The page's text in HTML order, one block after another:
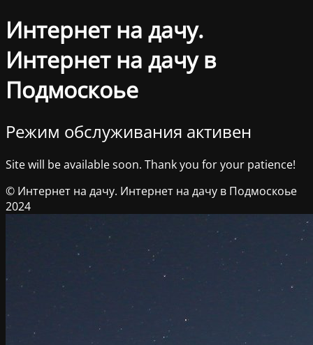
Интернет на дачу.
Интернет на дачу в
Подмоскоье
Режим обслуживания активен
Site will be available soon. Thank you for your patience!
© Интернет на дачу. Интернет на дачу в Подмоскоье
2024